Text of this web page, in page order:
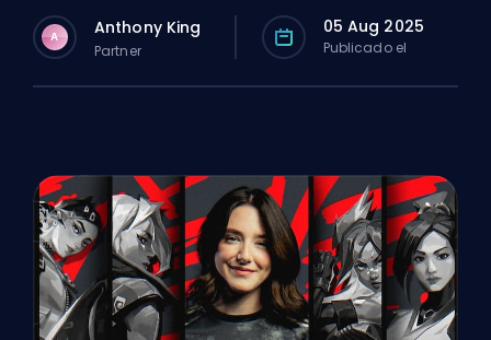
A Anthony King
Partner
05 Aug 2025
Publicado el